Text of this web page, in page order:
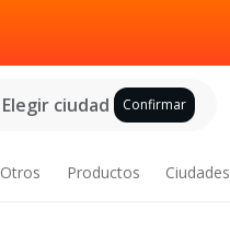
Elegir ciudad Confirmar
Otros Productos Ciudades